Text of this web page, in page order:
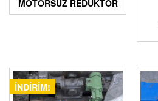
MOTORSUZ REDÜKTÖR
İNDIRIM!